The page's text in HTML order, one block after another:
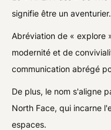
signifie être un aventurier.
Abréviation de « explore
modernité et de
communication abrégé
De plus, le nom s'aligne
North Face, qui incarne
espaces.